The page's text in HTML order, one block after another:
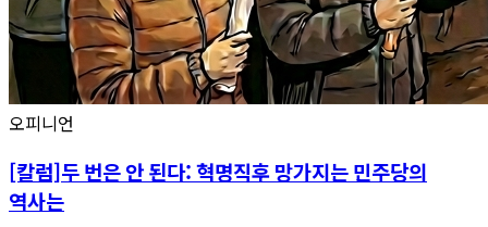
오피니언
[칼럼]두 번은 안 된다: 혁명직후 망가지는 민주당의
역사는